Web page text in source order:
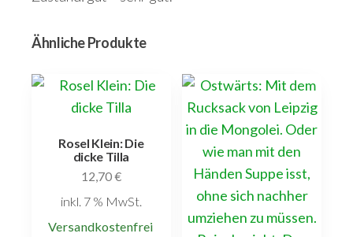
Ähnliche Produkte
Rosel Klein: Die
dicke Tilla
12,70€
inkl. 7 % MwSt.
Versandkostenfrei